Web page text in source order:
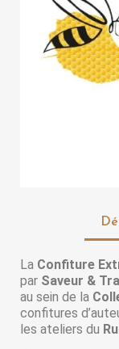
La Confiture
par Saveur &
au sein de la
confitures
les ateliers du